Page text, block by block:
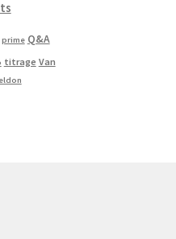
prime Q&A
titrage Van